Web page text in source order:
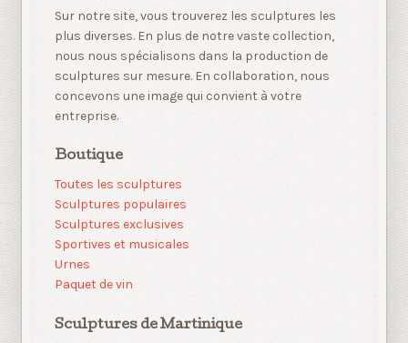
Sur notre site, vous trouverez les sculptures les
plus diverses. En plus de notre vaste collection,
nous nous spécialisons dans la production de
sculptures sur mesure. En collaboration, nous
concevons une image qui convient à votre
entreprise.
Boutique
Toutes les sculptures
Sculptures populaires
Sculptures exclusives
Sportives et musicales
Urnes
Paquet de vin
Sculptures de Martinique